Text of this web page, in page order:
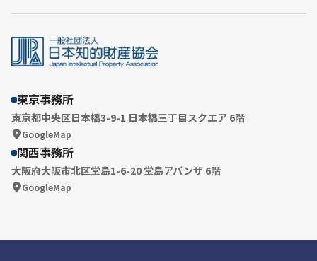
東京事務所
東京都中央区日本橋3-9-1 日本橋三丁目スクエア 6階
GoogleMap
関西事務所
大阪府大阪市北区堂島1-6-20 堂島アバンザ 6階
GoogleMap